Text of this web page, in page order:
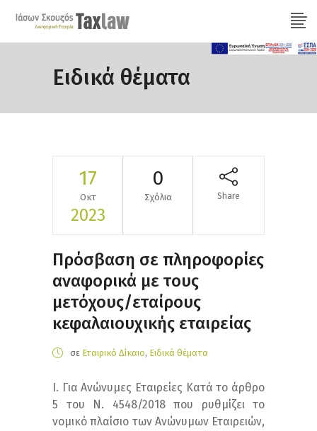
Ειδικά θέματα
17
Οκτ
2023
0
Σχόλια Share
Πρόσβαση σε πληροφορίες
αναφορικά με τους
μετόχους/εταίρους
κεφαλαιουχικής εταιρείας
σε Εταιρικό Δίκαιο, Ειδικά θέματα
Ι. Για Ανώνυμες Εταιρείες Κατά το άρθρο
5 του Ν. 4548/2018 που ρυθμίζει το
νομικό πλαίσιο των Ανώνυμων Εταιρειών,